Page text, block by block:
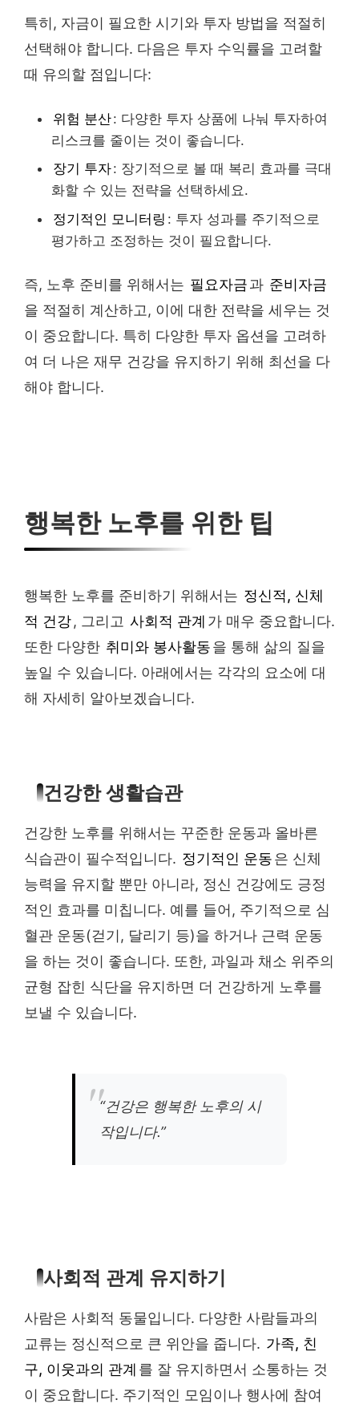
특히, 자금이 필요한 시기와 투자 방법을 적절히
선택해야 합니다. 다음은 투자 수익률을 고려할
때 유의할 점입니다:
위험 분산: 다양한 투자 상품에 나눠 투자하여
리스크를 줄이는 것이 좋습니다.
장기 투자: 장기적으로 볼 때 복리 효과를 극대
화할 수 있는 전략을 선택하세요.
정기적인 모니터링 : 투자 성과를 주기적으로
평가하고 조정하는 것이 필요합니다.
즉, 노후 준비를 위해서는 필요자금과 준비자금
을 적절히 계산하고, 이에 대한 전략을 세우는 것
이 중요합니다. 특히 다양한 투자 옵션을 고려하
여 더 나은 재무 건강을 유지하기 위해 최선을 다
해야 합니다.
행복한 노후를 위한 팁
행복한 노후를 준비하기 위해서는 정신적, 신체
적 건강, 그리고 사회적 관계 가 매우 중요합니다.
또한 다양한 취미와 봉사활동을 통해 삶의 질을
높일 수 있습니다. 아래에서는 각각의 요소에 대
해 자세히 알아보겠습니다.
건강한 생활습관
건강한 노후를 위해서는 꾸준한 운동과 올바른
식습관이 필수적입니다. 정기적인 운동은 신체
능력을 유지할 뿐만 아니라, 정신 건강에도 긍정
적인 효과를 미칩니다. 예를 들어, 주기적으로 심
혈관 운동(걷기, 달리기 등)을 하거나 근력 운동
을 하는 것이 좋습니다. 또한, 과일과 채소 위주의
균형 잡힌 식단을 유지하면 더 건강하게 노후를
보낼 수 있습니다.
“건강은 행복한 노후의 시
작입니다.”
사회적 관계 유지하기
사람은 사회적 동물입니다. 다양한 사람들과의
교류는 정신적으로 큰 위안을 줍니다. 가족, 친
구, 이웃과의 관계 를 잘 유지하면서 소통하는 것
이 중요합니다. 주기적인 모임이나 행사에 참여